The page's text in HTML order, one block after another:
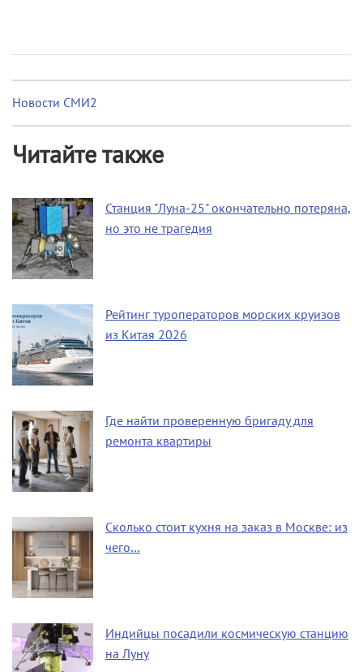
Новости СМИ2
Читайте также
Станция "Луна-25" окончательно потеряна,
но это не трагедия
Рейтинг туроператоров морских круизов
из Китая 2026
Где найти проверенную бригаду для
ремонта квартиры
Сколько стоит кухня на заказ в Москве: из
чего…
Индийцы посадили космическую станцию
на Луну